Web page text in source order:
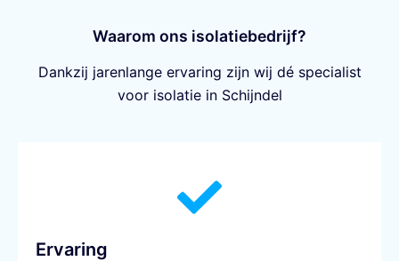
Waarom ons isolatiebedrijf?
Dankzij jarenlange ervaring zijn wij dé specialist
voor isolatie in Schijndel
Ervaring